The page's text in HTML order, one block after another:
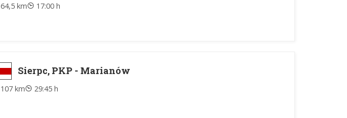
64,5 km 17:00 h
Sierpc, PKP - Marianów
107 km 29:45 h